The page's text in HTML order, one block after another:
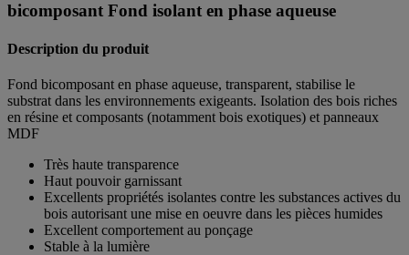
bicomposant Fond isolant en phase aqueuse
Description du produit
Fond bicomposant en phase aqueuse, transparent, stabilise le
substrat dans les environnements exigeants. Isolation des bois riches
en résine et composants (notamment bois exotiques) et panneaux
MDF
Très haute transparence
Haut pouvoir garnissant
Excellents propriétés isolantes contre les substances actives du
bois autorisant une mise en oeuvre dans les pièces humides
Excellent comportement au ponçage
Stable à la lumière